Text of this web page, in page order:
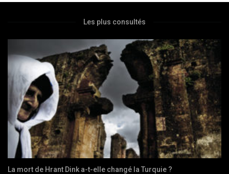
Les plus consultés
La mort de Hrant Dink a-t-elle changé la Turquie ?